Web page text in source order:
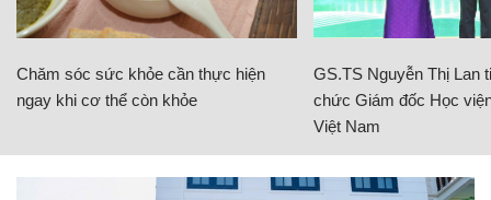
Chăm sóc sức khỏe cần thực hiện
ngay khi cơ thể còn khỏe
GS.TS Nguyễn Thị Lan
chức Giám đốc Học
Việt Nam